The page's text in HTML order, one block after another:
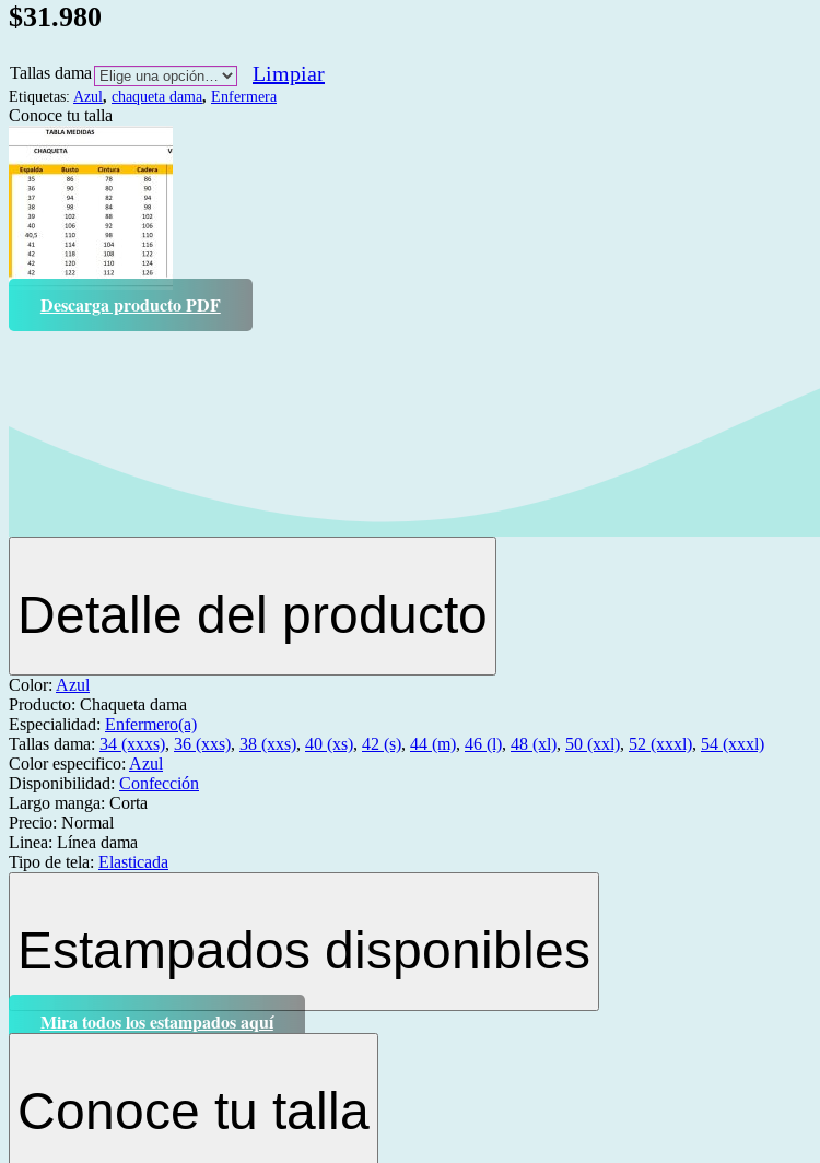
$31.980
Tallas dama Limpiar
Etiquetas: Azul, chaqueta dama, Enfermera
Conoce tu talla
Descarga producto PDF
Detalle del producto
Color: Azul
Producto: Chaqueta dama
Especialidad: Enfermero(a)
Tallas dama: 34 (xxxs), 36 (xxs), 38 (xxs), 40 (xs), 42 (s), 44 (m), 46 (l), 48 (xl), 50 (xxl), 52 (xxxl), 54 (xxxl)
Color especifico: Azul
Disponibilidad: Confección
Largo manga: Corta
Precio: Normal
Linea: Línea dama
Tipo de tela: Elasticada
Estampados disponibles
Mira todos los estampados aquí
Conoce tu talla